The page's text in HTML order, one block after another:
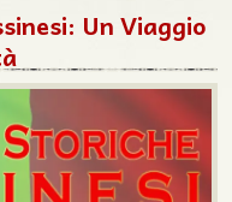
Un Viaggio